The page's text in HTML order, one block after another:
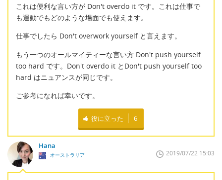
これは便利な言い方が Don't overdo it です。これは仕事で
も運動でもどのような場面でも使えます。
仕事でしたら Don't overwork yourself と言えます。
もう一つのオールマイティーな言い方 Don't push yourself
too hard です。Don't overdo it とDon't push yourself too
hard はニュアンスが同じです。
ご参考になれば幸いです。
役に立った 6
Hana
オーストラリア 2019/07/22 15:03